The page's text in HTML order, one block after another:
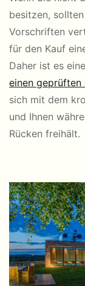
besitzen,
Vorschriften
für den Kauf
Daher ist es
einen geprüften
sich mit dem
und Ihnen
Rücken freihält.